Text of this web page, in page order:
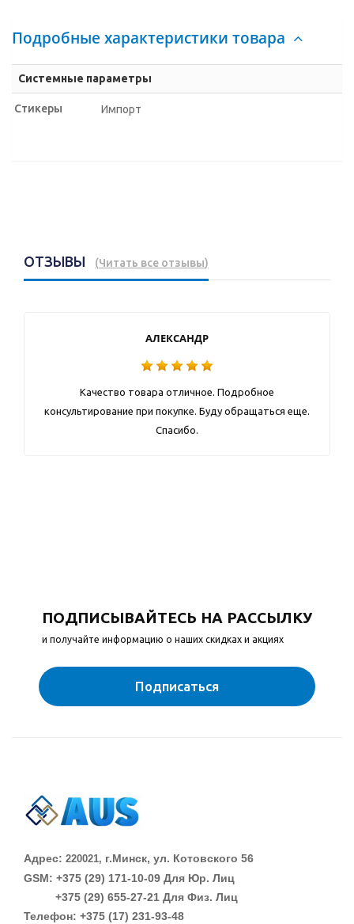
Подробные характеристики товара
Системные параметры
Стикеры Импорт
ОТЗЫВЫ (Читать все отзывы)
АЛЕКСАНДР
Качество товара отличное. Подробное
консультирование при покупке. Буду обращаться еще.
Спасибо.
ПОДПИСЫВАЙТЕСЬ НА РАССЫЛКУ
и получайте информацию о наших скидках и акциях
Подписаться
Адрес: 220021, г.Минск, ул. Котовского 56
GSM: +375 (29) 171-10-09 Для Юр. Лиц
+375 (29) 655-27-21 Для Физ. Лиц
Телефон: +375 (17) 231-93-48